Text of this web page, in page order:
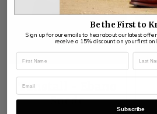
Tunstall - Ebano
Suede
Be the First to
Sign up for our emails to hear about our latest
receive a 15% discount on your first
Subscribe